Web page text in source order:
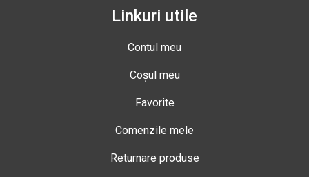
Linkuri utile
Contul meu
Coșul meu
Favorite
Comenzile mele
Returnare produse